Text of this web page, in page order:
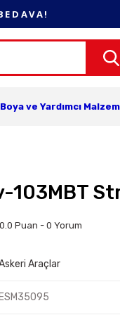
Boya ve Yardımcı
103MBT
0.0 Puan - 0 Yorum
Araçlar
ESM35095